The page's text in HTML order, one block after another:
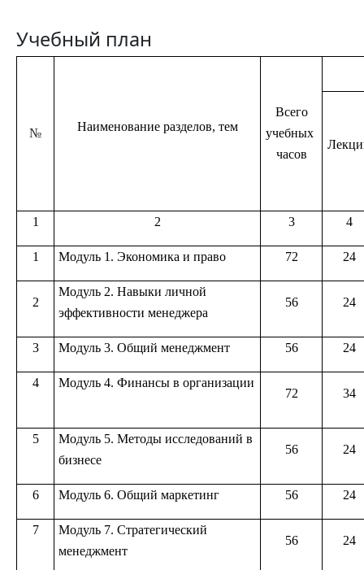
Учебный план
№ Наименование разделов, тем
Всего
учебных
часов
1 2 3 4
1 Модуль 1. Экономика и право 72 24
2
Модуль 2. Навыки личной
эффективности менеджера
56 24
3 Модуль 3. Общий менеджмент 56 24
4 Модуль 4. Финансы в организации
72 34
5
Модуль 5. Методы исследований в
бизнесе
56 24
6 Модуль 6. Общий маркетинг 56 24
7
Модуль 7. Стратегический
менеджмент
56 24